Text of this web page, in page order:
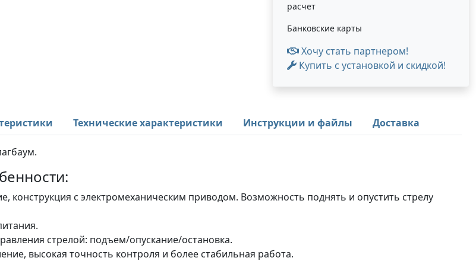
расчет
Банковские карты
Хочу стать партнером!
Купить с установкой и скидкой!
Технические характеристики Инструкции и файлы Доставка
конструкция с электромеханическим приводом. Возможность поднять и опустить стрелу
стрелой: подъем/опускание/остановка.
высокая точность контроля и более стабильная работа.